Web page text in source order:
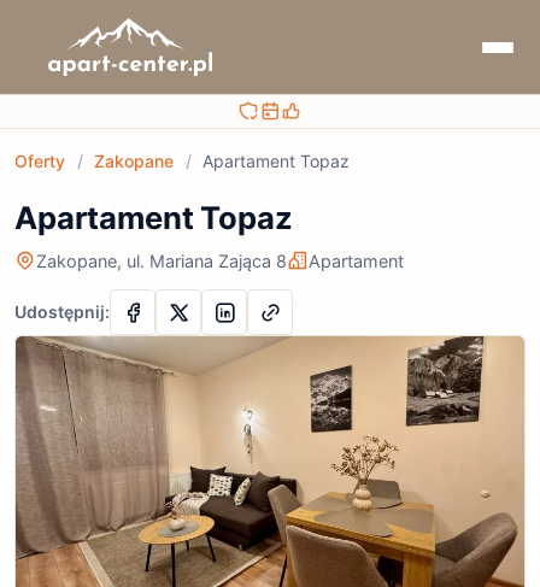
Bezpieczna rezerwacja
Sprawdzaj terminy i ceny
Obsługa przed i po rezerwacji
Oferty / Zakopane / Apartament Topaz
Apartament Topaz
Zakopane, ul. Mariana Zająca 8 Apartament
Udostępnij: